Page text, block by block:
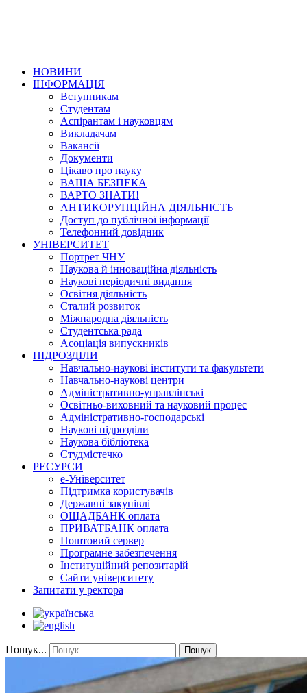
НОВИНИ
ІНФОРМАЦІЯ
Вступникам
Студентам
Аспірантам і науковцям
Викладачам
Вакансії
Документи
Цікаво про науку
ВАША БЕЗПЕКА
ВАРТО ЗНАТИ!
АНТИКОРУПЦІЙНА ДІЯЛЬНІСТЬ
Доступ до публічної інформації
Телефонний довідник
УНІВЕРСИТЕТ
Портрет ЧНУ
Наукова й інноваційна діяльність
Наукові періодичні видання
Освітня діяльність
Сталий розвиток
Міжнародна діяльність
Студентська рада
Асоціація випускників
ПІДРОЗДІЛИ
Навчально-наукові інститути та факультети
Навчально-наукові центри
Адміністративно-управлінські
Освітньо-виховний та науковий процес
Адміністративно-господарські
Наукові підрозділи
Наукова бібліотека
Студмістечко
РЕСУРСИ
е-Університет
Підтримка користувачів
Державні закупівлі
ОЩАДБАНК оплата
ПРИВАТБАНК оплата
Поштовий сервер
Програмне забезпечення
Інституційний репозитарій
Сайти університету
Запитати у ректора
Пошук... Пошук